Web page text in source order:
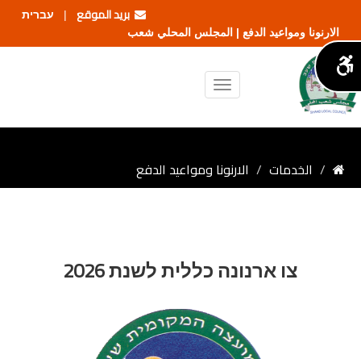
بريد الموقع | עברית
الارنونا ومواعيد الدفع | المجلس المحلي شعب
الخدمات الارنونا ومواعيد الدفع
צו ארנונה כללית לשנת 2026